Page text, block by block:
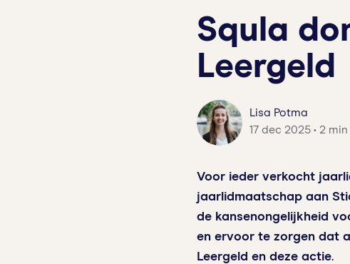
Squla
Leergeld
Lisa Potma
17 dec 2025 • 2 min
Voor ieder verkocht
jaarlidmaatschap aan
de kansenongelijkheid
en ervoor te zorgen dat
Leergeld en deze actie.